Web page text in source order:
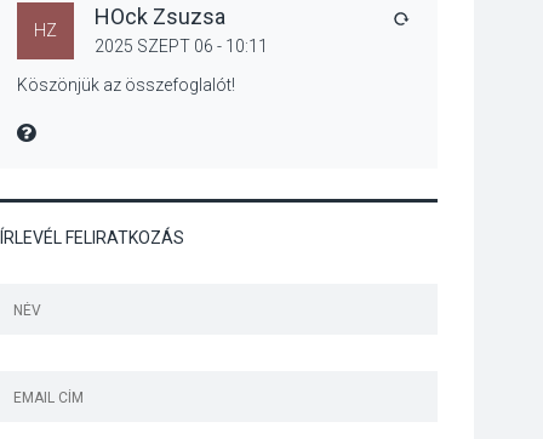
Szigetmonostoron
HZ
HOck Zsuzsa
2025 SZEPT 06 - 10:11
Köszönjük az összefoglalót!
MIRE MONDTA
FELIRATKOZÁS